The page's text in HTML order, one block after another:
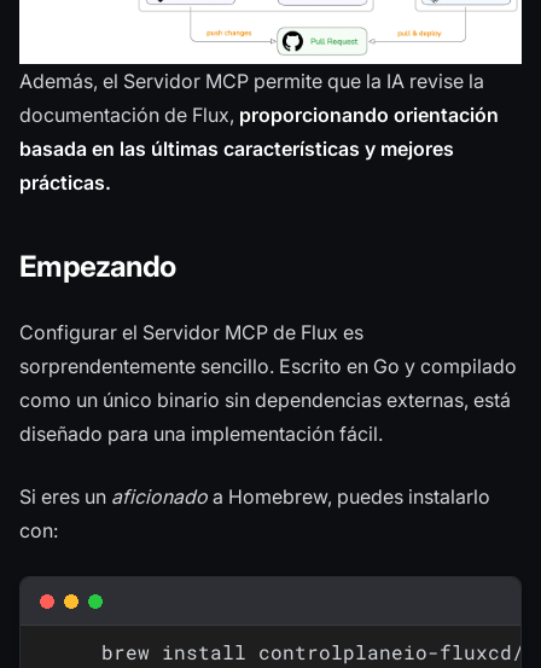
Además, el Servidor MCP permite que la IA revise la
documentación de Flux, proporcionando orientación
basada en las últimas características y mejores
prácticas.
Empezando
Configurar el Servidor MCP de Flux es
sorprendentemente sencillo. Escrito en Go y compilado
como un único binario sin dependencias externas, está
diseñado para una implementación fácil.
Si eres un aficionado a Homebrew, puedes instalarlo
con:
brew install controlplaneio-fluxcd/